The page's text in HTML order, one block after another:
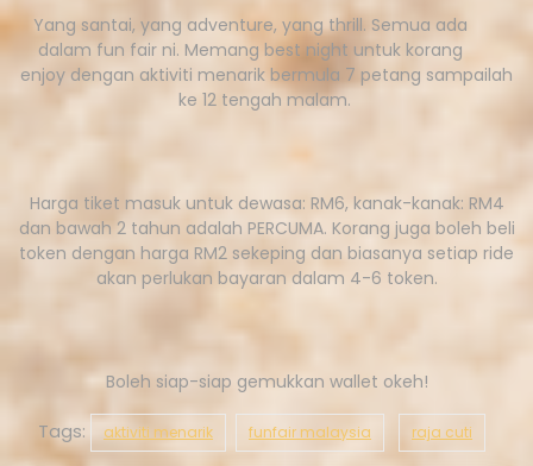
Yang santai, yang adventure, yang thrill. Semua ada
dalam fun fair ni. Memang best night untuk korang
enjoy dengan aktiviti menarik bermula 7 petang sampailah
ke 12 tengah malam.
Harga tiket masuk untuk dewasa: RM6, kanak-kanak: RM4
dan bawah 2 tahun adalah PERCUMA. Korang juga boleh beli
token dengan harga RM2 sekeping dan biasanya setiap ride
akan perlukan bayaran dalam 4-6 token.
Boleh siap-siap gemukkan wallet okeh!
Tags: aktiviti menarik funfair malaysia raja cuti